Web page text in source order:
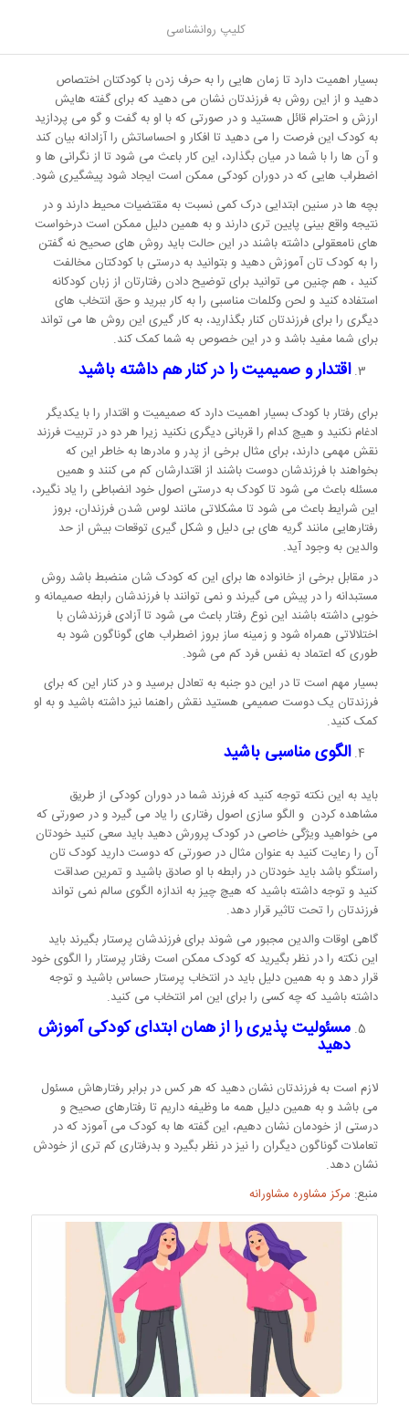
کلیپ روانشناسی
با کودکان گفت و گو کنید
بسیار اهمیت دارد تا زمان هایی را به حرف زدن با کودکتان اختصاص
دهید و از این روش به فرزندتان نشان می دهید که برای گفته هایش
ارزش و احترام قائل هستید و در صورتی که با او به گفت و گو می پردازید
به کودک این فرصت را می دهید تا افکار و احساساتش را آزادانه بیان کند
و آن ها را با شما در میان بگذارد، این کار باعث می شود تا از نگرانی ها و
اضطراب هایی که در دوران کودکی ممکن است ایجاد شود پیشگیری شود.
بچه ها در سنین ابتدایی درک کمی نسبت به مقتضیات محیط دارند و در
نتیجه واقع بینی پایین تری دارند و به همین دلیل ممکن است درخواست
های نامعقولی داشته باشند در این حالت باید روش های صحیح نه گفتن
را به کودک تان آموزش دهید و بتوانید به درستی با کودکتان مخالفت
کنید ، هم چنین می توانید برای توضیح دادن رفتارتان از زبان کودکانه
استفاده کنید و لحن وکلمات مناسبی را به کار ببرید و حق انتخاب های
دیگری را برای فرزندتان کنار بگذارید، به کار گیری این روش ها می تواند
برای شما مفید باشد و در این خصوص به شما کمک کند.
اقتدار و صمیمیت را در کنار هم داشته باشید
برای رفتار با کودک بسیار اهمیت دارد که صمیمیت و اقتدار را با یکدیگر
ادغام نکنید و هیچ کدام را قربانی دیگری نکنید زیرا هر دو در تربیت فرزند
نقش مهمی دارند، برای مثال برخی از پدر و مادرها به خاطر این که
بخواهند با فرزندشان دوست باشند از اقتدارشان کم می کنند و همین
مسئله باعث می شود تا کودک به درستی اصول خود انضباطی را یاد نگیرد،
این شرایط باعث می شود تا مشکلاتی مانند لوس شدن فرزندان، بروز
رفتارهایی مانند گریه های بی دلیل و شکل گیری توقعات بیش از حد
والدین به وجود آید.
در مقابل برخی از خانواده ها برای این که کودک شان منضبط باشد روش
مستبدانه را در پیش می گیرند و نمی توانند با فرزندشان رابطه صمیمانه و
خوبی داشته باشند این نوع رفتار باعث می شود تا آزادی فرزندشان با
اختلالاتی همراه شود و زمینه ساز بروز اضطراب های گوناگون شود به
طوری که اعتماد به نفس فرد کم می شود.
بسیار مهم است تا در این دو جنبه به تعادل برسید و در کنار این که برای
فرزندتان یک دوست صمیمی هستید نقش راهنما نیز داشته باشید و به او
کمک کنید.
الگوی مناسبی باشید
باید به این نکته توجه کنید که فرزند شما در دوران کودکی از طریق
مشاهده کردن و الگو سازی اصول رفتاری را یاد می گیرد و در صورتی که
می خواهید ویژگی خاصی در کودک پرورش دهید باید سعی کنید خودتان
آن را رعایت کنید به عنوان مثال در صورتی که دوست دارید کودک تان
راستگو باشد باید خودتان در رابطه با او صادق باشید و تمرین صداقت
کنید و توجه داشته باشید که هیچ چیز به اندازه الگوی سالم نمی تواند
فرزندتان را تحت تاثیر قرار دهد.
گاهی اوقات والدین مجبور می شوند برای فرزندشان پرستار بگیرند باید
این نکته را در نظر بگیرید که کودک ممکن است رفتار پرستار را الگوی خود
قرار دهد و به همین دلیل باید در انتخاب پرستار حساس باشید و توجه
داشته باشید که چه کسی را برای این امر انتخاب می کنید.
مسئولیت پذیری را از همان ابتدای کودکی آموزش
دهید
لازم است به فرزندتان نشان دهید که هر کس در برابر رفتارهاش مسئول
می باشد و به همین دلیل همه ما وظیفه داریم تا رفتارهای صحیح و
درستی از خودمان نشان دهیم، این گفته ها به کودک می آموزد که در
تعاملات گوناگون دیگران را نیز در نظر بگیرد و بدرفتاری کم تری از خودش
نشان دهد.
منبع: مرکز مشاوره مشاورانه